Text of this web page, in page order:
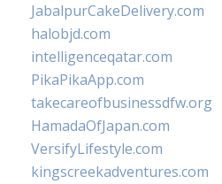
JabalpurCakeDelivery.com
halobjd.com
intelligenceqatar.com
PikaPikaApp.com
takecareofbusinessdfw.org
HamadaOfJapan.com
VersifyLifestyle.com
kingscreekadventures.com